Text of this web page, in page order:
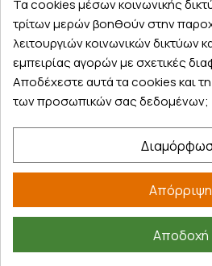
Εξυπηρέτηση πελατών
Λογαριασμός
Τα αγαπημένα μου
Τρόποι παραγγελίας
Τρόποι πληρωμής
Επιστροφές προϊοντων
Πληροφορίες
Επικοινωνία
Τα cookies μέσων κοινωνικής
τρίτων μερών βοηθούν στην
λειτουργιών κοινωνικών δικτύων
εμπειρίας αγορών με σχετικές
Αποδέχεστε αυτά τα cookies και
των προσωπικών σας δεδομένων;
Απόρριψη
Αποδοχή